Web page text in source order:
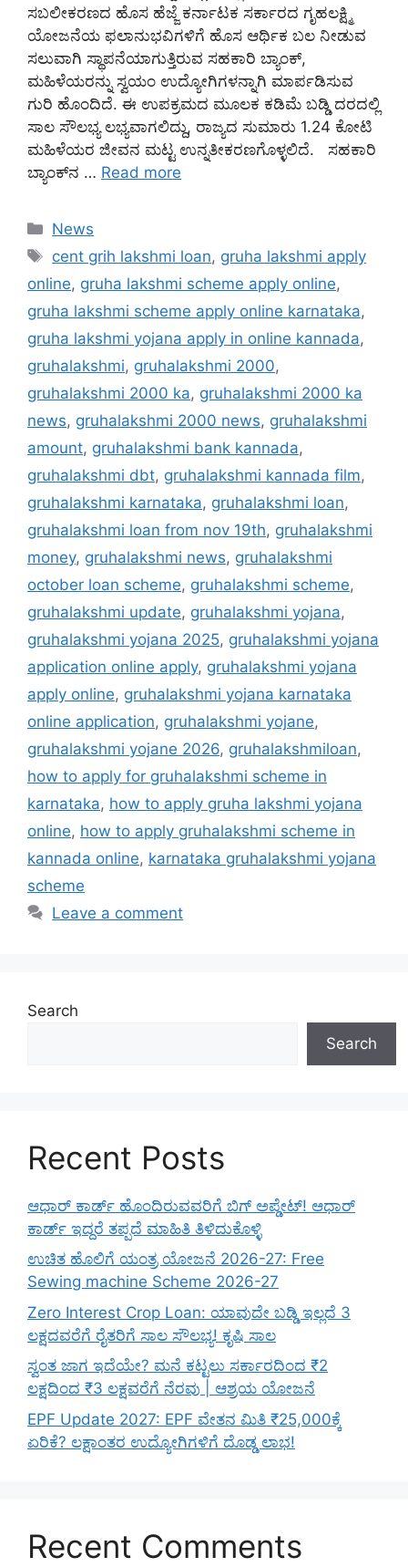
ಸಬಲೀಕರಣದ ಹೊಸ ಹೆಜ್ಜೆ ಕರ್ನಾಟಕ ಸರ್ಕಾರದ ಗೃಹಲಕ್ಷ್ಮಿ
ಯೋಜನೆಯ ಫಲಾನುಭವಿಗಳಿಗೆ ಹೊಸ ಆರ್ಥಿಕ ಬಲ ನೀಡುವ
ಸಲುವಾಗಿ ಸ್ಥಾಪನೆಯಾಗುತ್ತಿರುವ ಸಹಕಾರಿ ಬ್ಯಾಂಕ್,
ಮಹಿಳೆಯರನ್ನು ಸ್ವಯಂ ಉದ್ಯೋಗಿಗಳನ್ನಾಗಿ ಮಾರ್ಪಡಿಸುವ
ಗುರಿ ಹೊಂದಿದೆ. ಈ ಉಪಕ್ರಮದ ಮೂಲಕ ಕಡಿಮೆ ಬಡ್ಡಿ ದರದಲ್ಲಿ
ಸಾಲ ಸೌಲಭ್ಯ ಲಭ್ಯವಾಗಲಿದ್ದು, ರಾಜ್ಯದ ಸುಮಾರು 1.24 ಕೋಟಿ
ಮಹಿಳೆಯರ ಜೀವನ ಮಟ್ಟ ಉನ್ನತೀಕರಣಗೊಳ್ಳಲಿದೆ. ಸಹಕಾರಿ
ಬ್ಯಾಂಕ್‌ನ … Read more
Categories
News
Tags
cent grih lakshmi loan, gruha lakshmi apply
online, gruha lakshmi scheme apply online,
gruha lakshmi scheme apply online karnataka,
gruha lakshmi yojana apply in online kannada,
gruhalakshmi, gruhalakshmi 2000,
gruhalakshmi 2000 ka, gruhalakshmi 2000 ka
news, gruhalakshmi 2000 news, gruhalakshmi
amount, gruhalakshmi bank kannada,
gruhalakshmi dbt, gruhalakshmi kannada film,
gruhalakshmi karnataka, gruhalakshmi loan,
gruhalakshmi loan from nov 19th, gruhalakshmi
money, gruhalakshmi news, gruhalakshmi
october loan scheme, gruhalakshmi scheme,
gruhalakshmi update, gruhalakshmi yojana,
gruhalakshmi yojana 2025, gruhalakshmi yojana
application online apply, gruhalakshmi yojana
apply online, gruhalakshmi yojana karnataka
online application, gruhalakshmi yojane,
gruhalakshmi yojane 2026, gruhalakshmiloan,
how to apply for gruhalakshmi scheme in
karnataka, how to apply gruha lakshmi yojana
online, how to apply gruhalakshmi scheme in
kannada online, karnataka gruhalakshmi yojana
scheme
Leave a comment
Search
Search
Recent Posts
ಆಧಾರ್ ಕಾರ್ಡ್ ಹೊಂದಿರುವವರಿಗೆ ಬಿಗ್ ಅಪ್ಡೇಟ್! ಆಧಾರ್
ಕಾರ್ಡ್ ಇದ್ದರೆ ತಪ್ಪದೆ ಮಾಹಿತಿ ತಿಳಿದುಕೊಳ್ಳಿ
ಉಚಿತ ಹೊಲಿಗೆ ಯಂತ್ರ ಯೋಜನೆ 2026-27: Free
Sewing machine Scheme 2026-27
Zero Interest Crop Loan: ಯಾವುದೇ ಬಡ್ಡಿ ಇಲ್ಲದೆ 3
ಲಕ್ಷದವರೆಗೆ ರೈತರಿಗೆ ಸಾಲ ಸೌಲಭ್ಯ! ಕೃಷಿ ಸಾಲ
ಸ್ವಂತ ಜಾಗ ಇದೆಯೇ? ಮನೆ ಕಟ್ಟಲು ಸರ್ಕಾರದಿಂದ ₹2
ಲಕ್ಷದಿಂದ ₹3 ಲಕ್ಷವರೆಗೆ ನೆರವು | ಆಶ್ರಯ ಯೋಜನೆ
EPF Update 2027: EPF ವೇತನ ಮಿತಿ ₹25,000ಕ್ಕೆ
ಏರಿಕೆ? ಲಕ್ಷಾಂತರ ಉದ್ಯೋಗಿಗಳಿಗೆ ದೊಡ್ಡ ಲಾಭ!
Recent Comments